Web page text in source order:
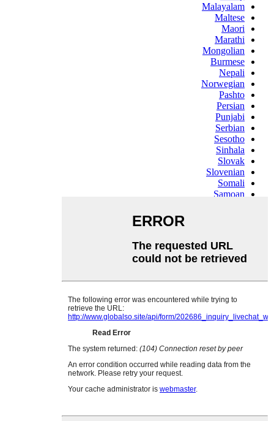
Malayalam
Maltese
Maori
Marathi
Mongolian
Burmese
Nepali
Norwegian
Pashto
Persian
Punjabi
Serbian
Sesotho
Sinhala
Slovak
Slovenian
Somali
Samoan
Swahili
Tajik
Telugu
Ukrainian
Urdu
Welsh
Xhosa
Yiddish
Tatar